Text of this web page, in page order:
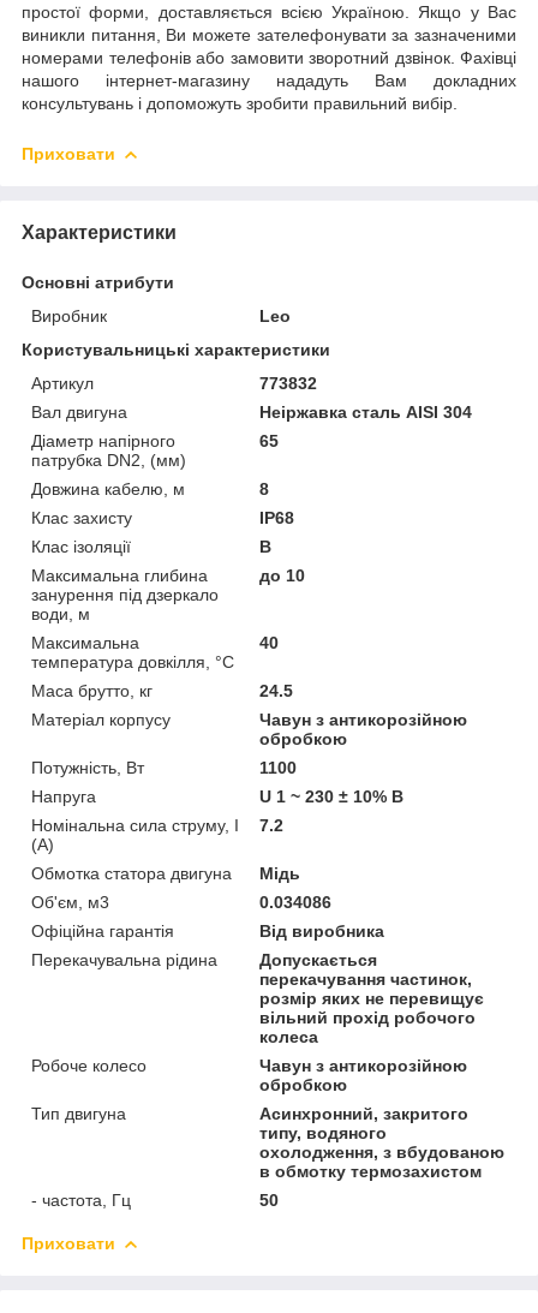
простої форми, доставляється всією Україною. Якщо у Вас
виникли питання, Ви можете зателефонувати за зазначеними
номерами телефонів або замовити зворотний дзвінок. Фахівці
нашого інтернет-магазину нададуть Вам докладних
консультувань і допоможуть зробити правильний вибір.
Приховати
Характеристики
Основні атрибути
Виробник
Leo
Користувальницькі характеристики
Артикул
773832
Вал двигуна
Неіржавка сталь AISI 304
Діаметр напірного
патрубка DN2, (мм)
65
Довжина кабелю, м
8
Клас захисту
IP68
Клас ізоляції
B
Максимальна глибина
занурення під дзеркало
води, м
до 10
Максимальна
температура довкілля, °C
40
Маса брутто, кг
24.5
Матеріал корпусу
Чавун з антикорозійною
обробкою
Потужність, Вт
1100
Напруга
U 1 ~ 230 ± 10% В
Номінальна сила струму, I
(А)
7.2
Обмотка статора двигуна
Мідь
Об'єм, м3
0.034086
Офіційна гарантія
Від виробника
Перекачувальна рідина
Допускається
перекачування частинок,
розмір яких не перевищує
вільний прохід робочого
колеса
Робоче колесо
Чавун з антикорозійною
обробкою
Тип двигуна
Асинхронний, закритого
типу, водяного
охолодження, з вбудованою
в обмотку термозахистом
- частота, Гц
50
Приховати